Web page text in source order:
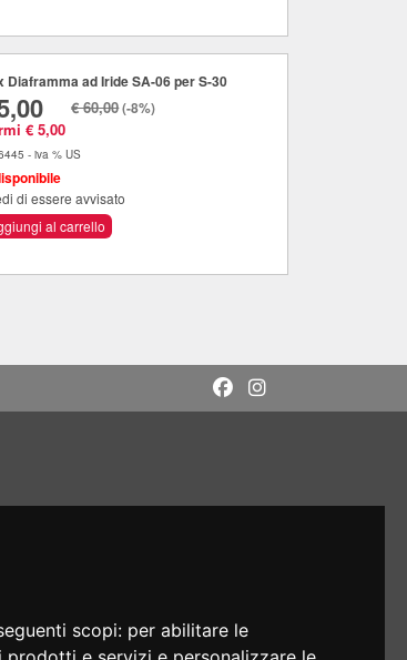
scopi: per abilitare le
Diaframma ad Iride SA-06 per S-30
€ 5,00
€ 60,00(-8%)
- iva % US
di essere avvisato
al carrello